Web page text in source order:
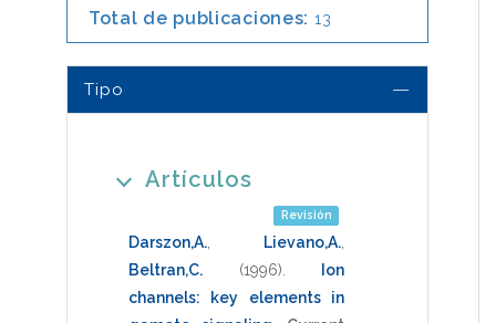
Total de publicaciones: 13
Tipo
Artículos
Revisión
Darszon,A. Lievano,A.
Beltran,C.
(1996)
Ion
channels: key elements in